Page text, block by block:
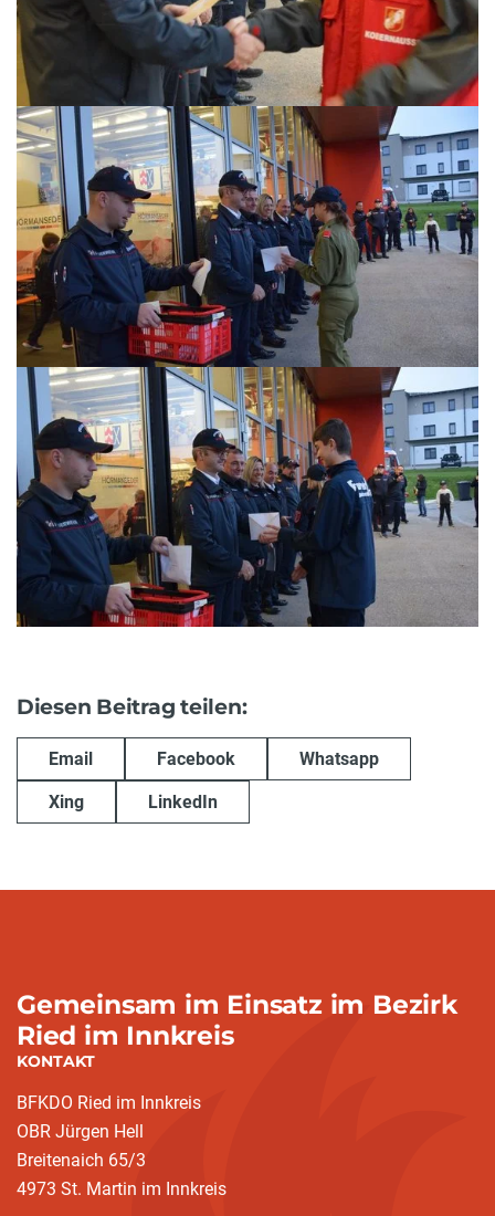
Diesen Beitrag teilen:
Email Facebook Whatsapp
Xing LinkedIn
Gemeinsam im Einsatz im Bezirk
Ried im Innkreis
KONTAKT
BFKDO Ried im Innkreis
OBR Jürgen Hell
Breitenaich 65/3
4973 St. Martin im Innkreis